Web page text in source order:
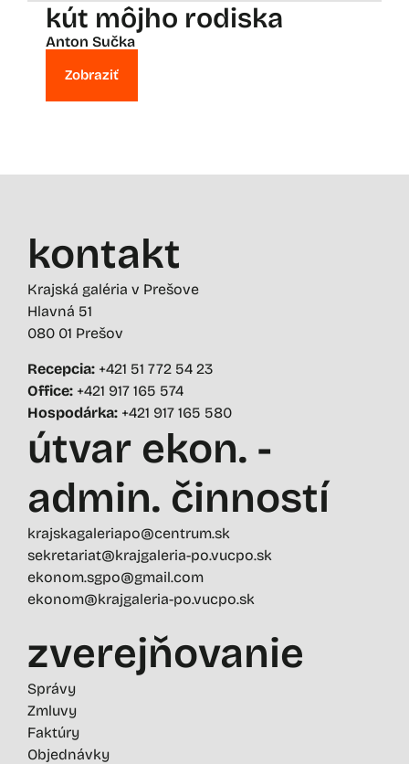
kút môjho rodiska
Anton Sučka
Zobraziť
kontakt
Krajská galéria v Prešove
Hlavná 51
080 01 Prešov
Recepcia: +421 51 772 54 23
Office: +421 917 165 574
Hospodárka: +421 917 165 580
útvar ekon. -
admin. činností
krajskagaleriapo@centrum.sk
sekretariat@krajgaleria-po.vucpo.sk
ekonom.sgpo@gmail.com
ekonom@krajgaleria-po.vucpo.sk
zverejňovanie
Správy
Zmluvy
Faktúry
Objednávky